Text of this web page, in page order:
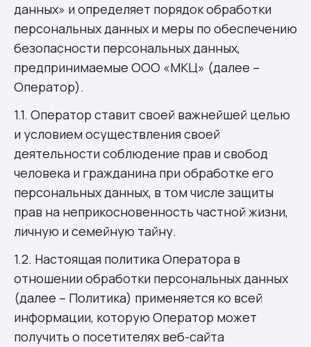
данных» и определяет порядок обработки
персональных данных и меры по обеспечению
безопасности персональных данных,
предпринимаемые ООО «МКЦ» (далее –
Оператор).
1.1. Оператор ставит своей важнейшей целью
и условием осуществления своей
деятельности соблюдение прав и свобод
человека и гражданина при обработке его
персональных данных, в том числе защиты
прав на неприкосновенность частной жизни,
личную и семейную тайну.
1.2. Настоящая политика Оператора в
отношении обработки персональных данных
(далее – Политика) применяется ко всей
информации, которую Оператор может
получить о посетителях веб-сайта